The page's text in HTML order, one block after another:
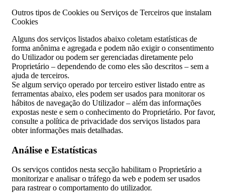
Outros tipos de Cookies ou Serviços de Terceiros que instalam
Cookies
Alguns dos serviços listados abaixo coletam estatísticas de
forma anônima e agregada e podem não exigir o consentimento
do Utilizador ou podem ser gerenciadas diretamente pelo
Proprietário – dependendo de como eles são descritos – sem a
ajuda de terceiros.
Se algum serviço operado por terceiro estiver listado entre as
ferramentas abaixo, eles podem ser usados para monitorar os
hábitos de navegação do Utilizador – além das informações
expostas neste e sem o conhecimento do Proprietário. Por favor,
consulte a política de privacidade dos serviços listados para
obter informações mais detalhadas.
Análise e Estatísticas
Os serviços contidos nesta secção habilitam o Proprietário a
monitorizar e analisar o tráfego da web e podem ser usados
para rastrear o comportamento do utilizador.